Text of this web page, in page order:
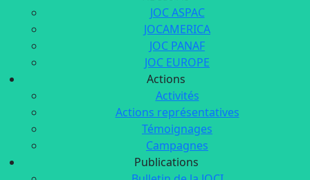
JOC ASPAC
JOCAMERICA
JOC PANAF
JOC EUROPE
Actions
Activités
Actions représentatives
Témoignages
Campagnes
Publications